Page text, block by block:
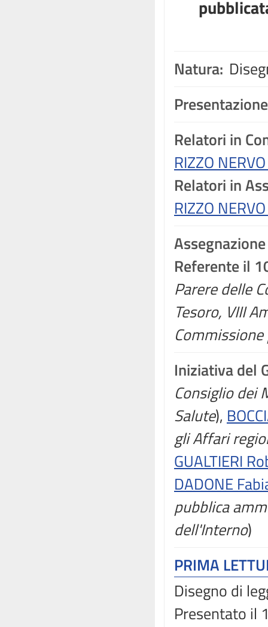
Natura:
Relatori in
RIZZO
Relatori in
RIZZO
Assegnazione
Referente il
Parere delle
Tesoro, VIII
Iniziativa del
Consiglio dei
Salute),
gli Affari
GUALTIERI
DADONE
pubblica
dell'Interno)
PRIMA
Disegno di
Presentato il